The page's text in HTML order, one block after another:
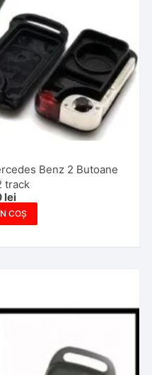
Benz 2 Butoane
track
lei
COȘ